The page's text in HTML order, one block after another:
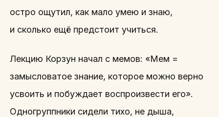
остро ощутил, как мало умею и знаю,
и сколько ещё предстоит учиться.
Лекцию Корзун начал с мемов: «Мем =
замысловатое знание, которое можно верно
усвоить и побуждает воспроизвести его».
Одногруппники сидели тихо, не дыша,